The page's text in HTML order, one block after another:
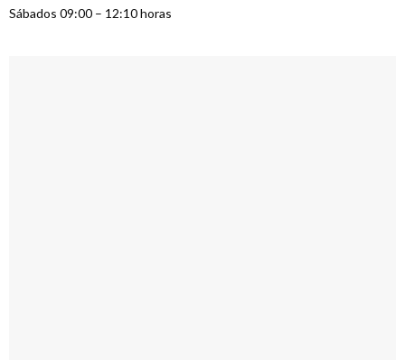
Sábados 09:00 – 12:10 horas